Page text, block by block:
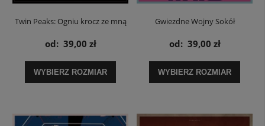
Twin Peaks: Ogniu krocz ze mną
/ Twin Peaks: Fire Walk With Me -
plakat
od: 39,00 zł
WYBIERZ ROZMIAR
Gwiezdne Wojny Sokół
Millenium / Star Wars - plakat
od: 39,00 zł
WYBIERZ ROZMIAR